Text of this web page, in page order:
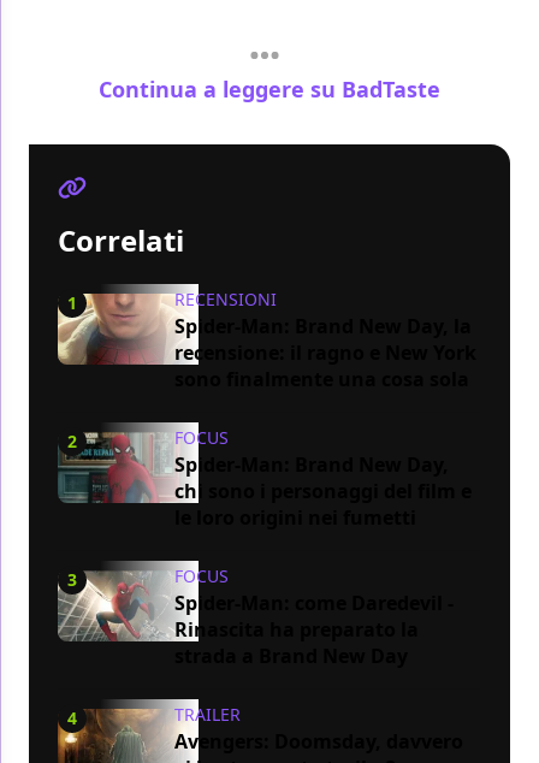
Continua a leggere su BadTaste
Correlati
1 RECENSIONI
Spider-Man: Brand New Day, la
recensione: il ragno e New York
2 FOCUS
Spider-Man: Brand New Day,
chi sono i personaggi del film e
3 FOCUS
Spider-Man: come Daredevil -
Rinascita ha preparato la
4 TRAILER
Avengers: Doomsday, davvero